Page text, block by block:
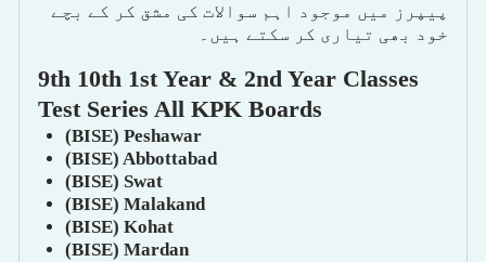
پیپرز میں موجود اہم سوالات کی مشق کر کے بچے
خود بھی تیاری کر سکتے ہیں۔
9th 10th 1st Year & 2nd Year Classes
Test Series All KPK Boards
(BISE) Peshawar
(BISE) Abbottabad
(BISE) Swat
(BISE) Malakand
(BISE) Kohat
(BISE) Mardan